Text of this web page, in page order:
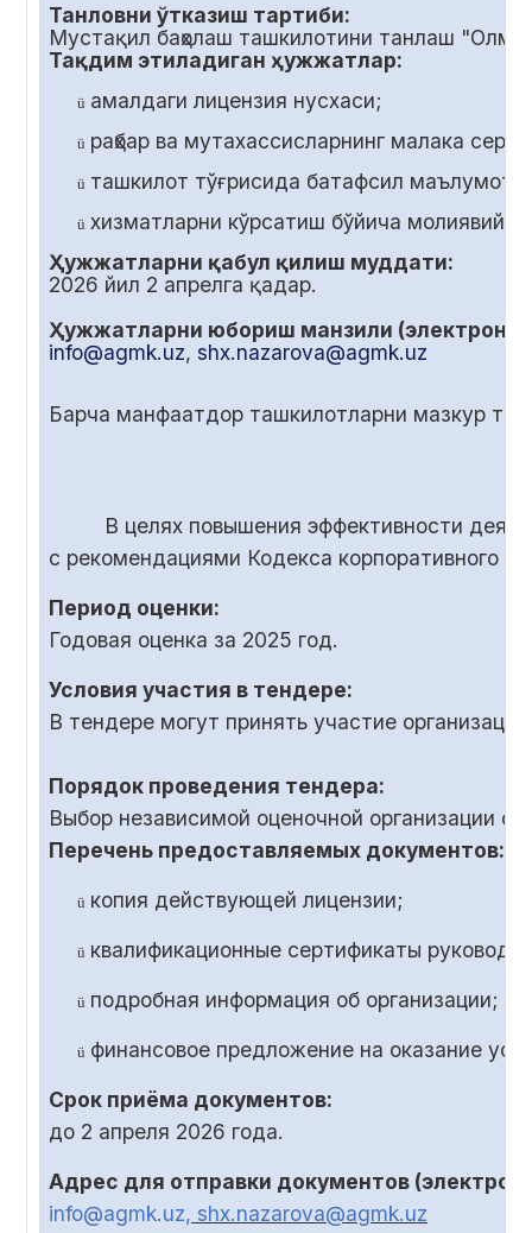
Танловни ўтказиш тартиби:
Мустақил баҳолаш ташкилотини танлаш
Тақдим этиладиган ҳужжатлар:
ü амалдаги лицензия нусхаси;
ü раҳбар ва мутахассисларнинг малака
ü ташкилот тўғрисида батафсил маълумот;
ü хизматларни кўрсатиш бўйича молиявий
Ҳужжатларни қабул қилиш муддати:
2026 йил 2 апрелга қадар.
Ҳужжатларни юбориш манзили (электрон
info@agmk.uz, shx.nazarova@agmk.uz
Барча манфаатдор ташкилотларни мазкур
В целях повышения эффективности
с рекомендациями Кодекса корпоративного
Период оценки:
Годовая оценка за 2025 год.
Условия участия в тендере:
В тендере могут принять участие
Порядок проведения тендера:
Выбор независимой оценочной организации
Перечень предоставляемых документов:
ü копия действующей лицензии;
ü квалификационные сертификаты
ü подробная информация об организации;
ü финансовое предложение на оказание
Срок приёма документов:
до 2 апреля 2026 года.
Адрес для отправки документов
info@agmk.uz, shx.nazarova@agmk.uz